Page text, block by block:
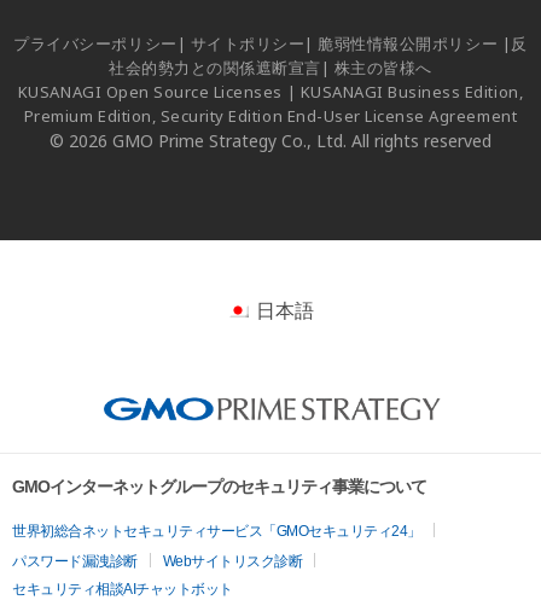
プライバシーポリシー | サイトポリシー | 脆弱性情報公開ポリシー | 反
社会的勢力との関係遮断宣言 | 株主の皆様へ
KUSANAGI Open Source Licenses | KUSANAGI Business Edition,
Premium Edition, Security Edition End-User License Agreement
© 2026 GMO Prime Strategy Co., Ltd. All rights reserved
日本語
GMOインターネットグループのセキュリティ事業について
世界初総合ネットセキュリティサービス「GMOセキュリティ24」
パスワード漏洩診断
Webサイトリスク診断
セキュリティ相談AIチャットボット